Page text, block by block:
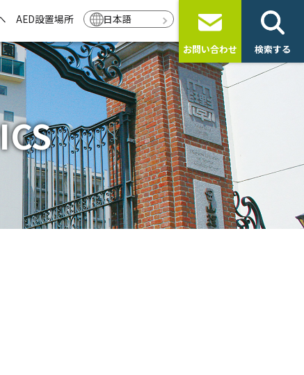
AED設置場所 日本語
お問い合わせ 検索する